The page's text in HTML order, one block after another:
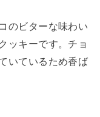
のビターな味わい
ッキーです。チョ
いているため香ば